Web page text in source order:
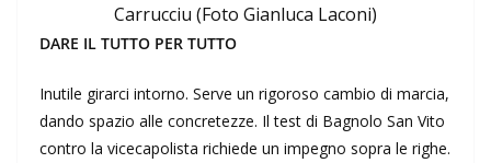
Carrucciu (Foto Gianluca Laconi)
DARE IL TUTTO PER TUTTO
Inutile girarci intorno. Serve un rigoroso cambio di marcia,
dando spazio alle concretezze. Il test di Bagnolo San Vito
contro la vicecapolista richiede un impegno sopra le righe.